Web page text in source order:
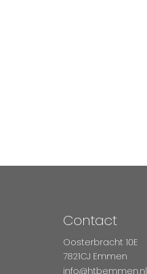
Contact
Oosterbracht 10E
7821CJ Emmen
info@htbemmen.nl